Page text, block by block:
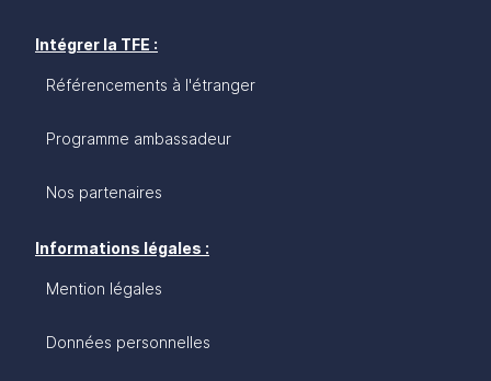
Intégrer la TFE :
Référencements à l'étranger
Programme ambassadeur
Nos partenaires
Informations légales :
Mention légales
Données personnelles